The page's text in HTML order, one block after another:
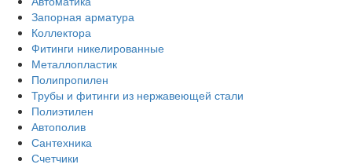
Запорная арматура
Коллектора
Фитинги никелированные
Металлопластик
Полипропилен
Трубы и фитинги из нержавеющей стали
Полиэтилен
Автополив
Сантехника
Счетчики